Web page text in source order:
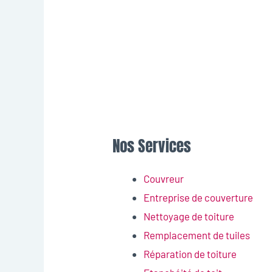
Nos Services
Couvreur
Entreprise de couverture
Nettoyage de toiture
Remplacement de tuiles
Réparation de toiture